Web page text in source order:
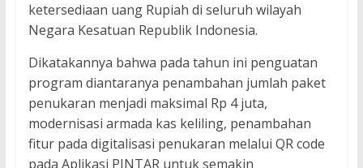
ketersediaan uang Rupiah di seluruh wilayah
Negara Kesatuan Republik Indonesia.
Dikatakannya bahwa pada tahun ini penguatan
program diantaranya penambahan jumlah paket
penukaran menjadi maksimal Rp 4 juta,
modernisasi armada kas keliling, penambahan
fitur pada digitalisasi penukaran melalui QR code
pada Aplikasi PINTAR untuk semakin